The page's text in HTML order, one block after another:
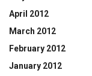
April 2012
March 2012
February 2012
January 2012